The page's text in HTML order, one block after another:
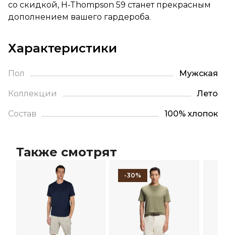
со скидкой, H-Thompson 59 станет прекрасным
дополнением вашего гардероба.
Характеристики
Пол Мужская
Коллекции Лето
Состав 100% хлопок
Также смотрят
-30%